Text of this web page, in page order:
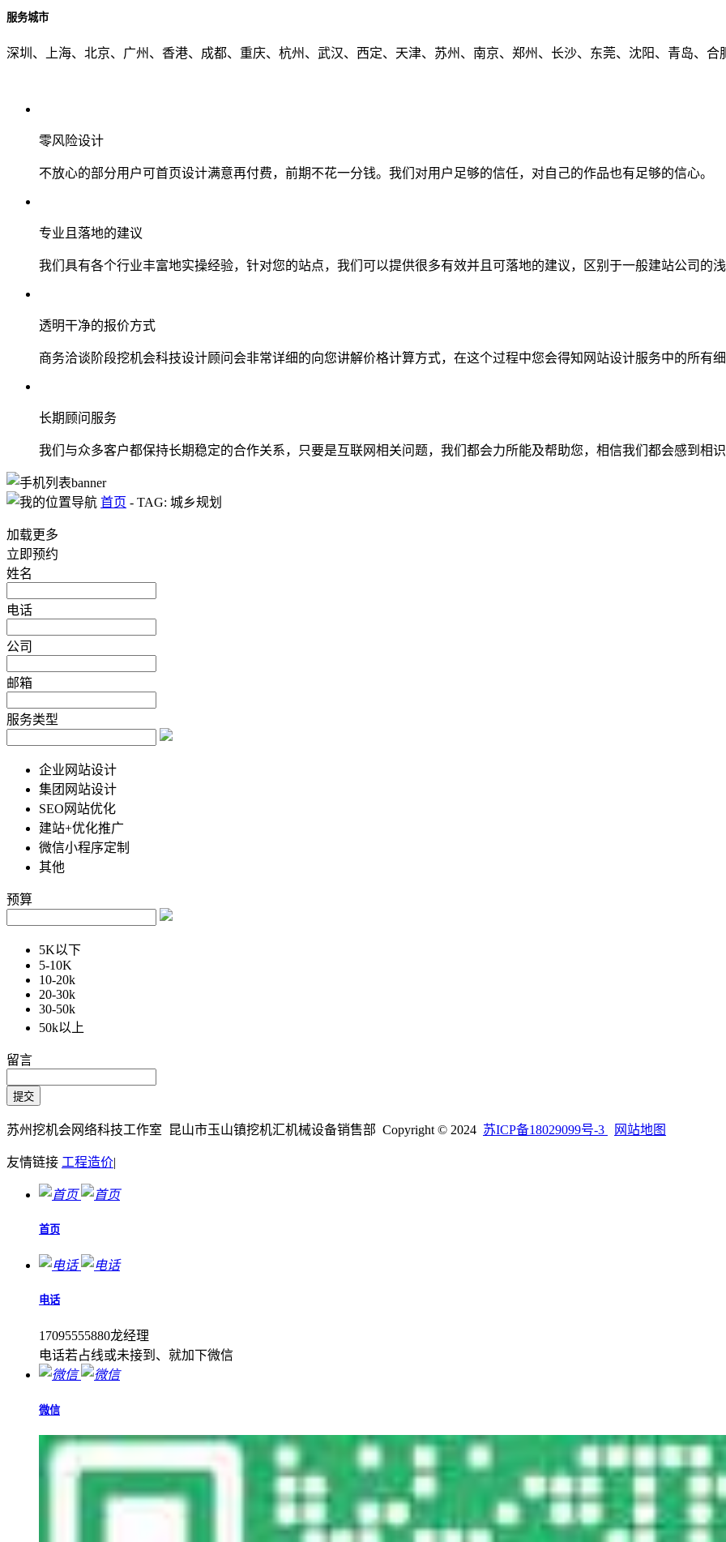
服务城市
深圳、上海、北京、广州、香港、成都、重庆、杭州、武汉、西定、天津、苏州、南京、郑州、长沙、东莞、沈阳、青岛、合
零风险设计
不放心的部分用户可首页设计满意再付费，前期不花一分钱。我们对用户足够的信任，对自己的作品也有足够的信心。
专业且落地的建议
我们具有各个行业丰富地实操经验，针对您的站点，我们可以提供很多有效并且可落地的建议，区别于一般建站公司的
透明干净的报价方式
商务洽谈阶段挖机会科技设计顾问会非常详细的向您讲解价格计算方式，在这个过程中您会得知网站设计服务中的所有
长期顾问服务
我们与众多客户都保持长期稳定的合作关系，只要是互联网相关问题，我们都会力所能及帮助您，相信我们都会感到相
首页 - TAG: 城乡规划
加载更多
立即预约
姓名
电话
公司
邮箱
服务类型
企业网站设计
集团网站设计
SEO网站优化
建站+优化推广
微信小程序定制
其他
预算
5K以下
5-10K
10-20k
20-30k
30-50k
50k以上
留言
苏州挖机会网络科技工作室 昆山市玉山镇挖机汇机械设备销售部 Copyright © 2024 苏ICP备18029099号-3 网站地图
友情链接 工程造价|
首页
电话
17095555880龙经理
电话若占线或未接到、就加下微信
微信